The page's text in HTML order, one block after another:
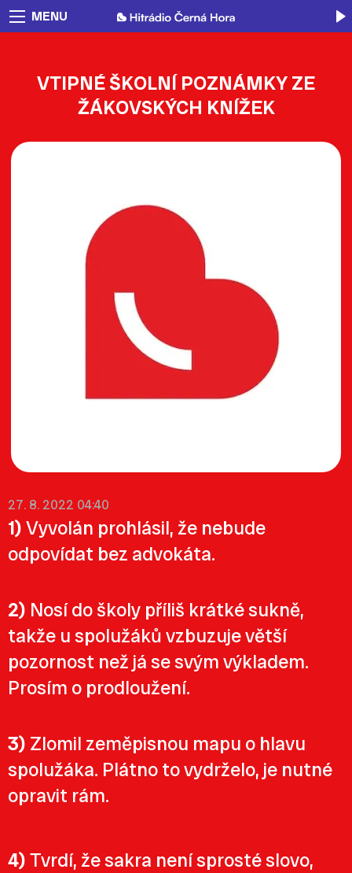
MENU
VTIPNÉ ŠKOLNÍ POZNÁMKY ZE
ŽÁKOVSKÝCH KNÍŽEK
27. 8. 2022 04:40
1)Vyvolán prohlásil, že nebude
odpovídat bez advokáta.
2) Nosí do školy příliš krátké sukně,
takže u spolužáků vzbuzuje větší
pozornost než já se svým výkladem.
Prosím o prodloužení.
3) Zlomil zeměpisnou mapu o hlavu
spolužáka. Plátno to vydrželo, je nutné
opravit rám.
4)Tvrdí, že sakra není sprosté slovo,